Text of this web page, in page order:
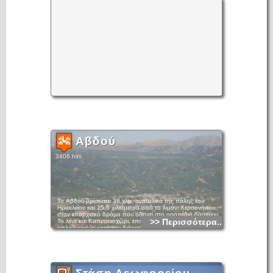
Αβδού
3406 hits
To Αβδού βρίσκεται 38 χλμ. ανατολικά της πόλης του
Ηρακλείου και 15,5 χιλιόμετρα από το λιμάνι Χερσονήσου,
στον επαρχιακό δρόμο που οδηγεί στο οροπέδιο Λασιθίου.
Το λένε και Καπετανοχώρι, επειδή έβγαζε ξακουστούς
οπλαρχηγούς κατά την διάρκεια των Κρητικών
του μνημεία.
'Εχει πολλές φυσικές καλλονές. Τα σπήλαια της Αγίας
>> Περισσότερα...